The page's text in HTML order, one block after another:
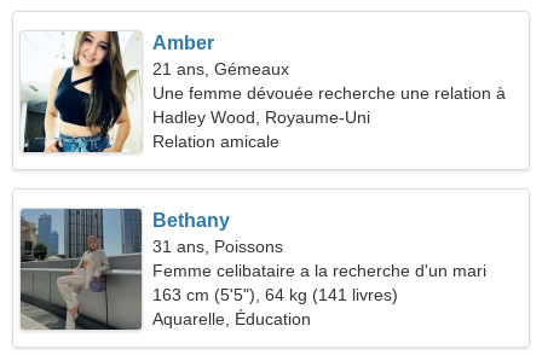
Amber
21 ans, Gémeaux
Une femme dévouée recherche une relation à
long terme
Hadley Wood, Royaume-Uni
Relation amicale
Bethany
31 ans, Poissons
Femme celibataire a la recherche d'un mari
163 cm (5'5"), 64 kg (141 livres)
Aquarelle, Éducation